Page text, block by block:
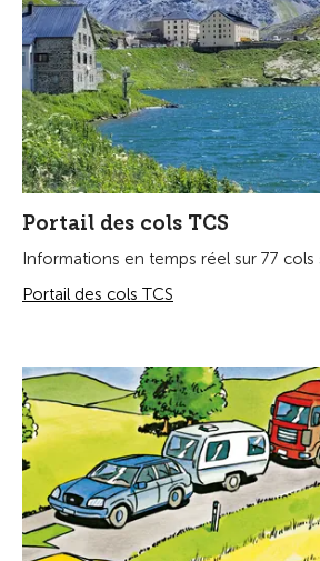
Portail des cols TCS
Informations en temps réel sur 77 cols
Portail des cols TCS